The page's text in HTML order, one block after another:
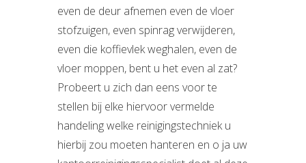
even de deur afnemen even de vloer
stofzuigen, even spinrag verwijderen,
even die koffievlek weghalen, even de
vloer moppen, bent u het even al zat?
Probeert u zich dan eens voor te
stellen bij elke hiervoor vermelde
handeling welke reinigingstechniek u
hierbij zou moeten hanteren en o ja uw